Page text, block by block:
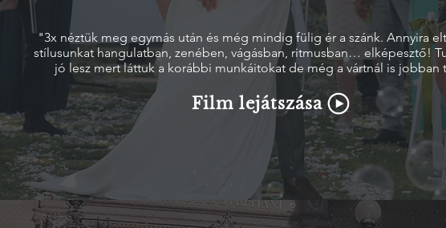
"3x néztük meg egymás után és még mindig fülig ér a szánk. Annyira
stílusunkat hangulatban, zenében, vágásban, ritmusban… elképesztő!
jó lesz mert láttuk a korábbi munkáitokat de még a vártnál is jobban
Film lejátszása